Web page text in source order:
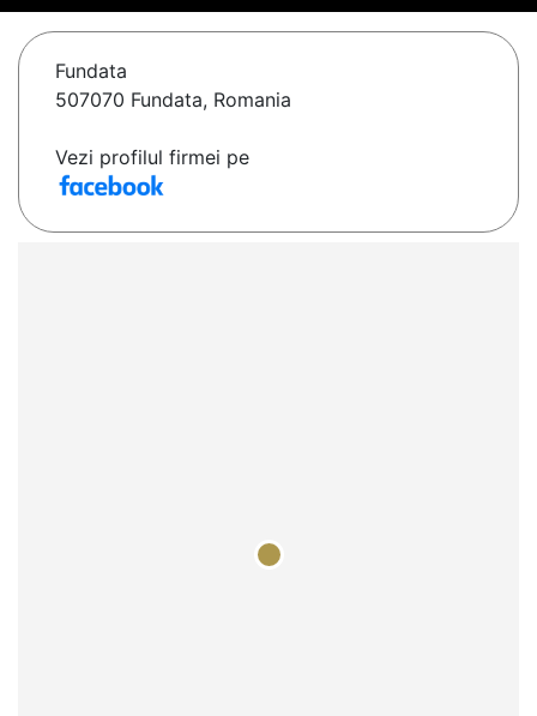
Fundata
507070 Fundata, Romania
Vezi profilul firmei pe